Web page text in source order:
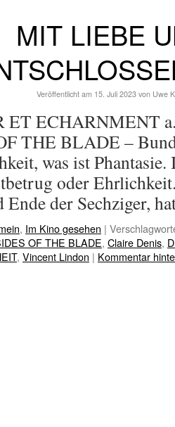
MIT LIEBE
Veröffentlicht am 15. Juli 2023 von Uwe
ECHARNMENT
THE BLADE –
was ist Phantasie.
oder
Ende der Sechziger,
, Im Kino gesehen |
OF THE BLADE, Claire Denis,
, Vincent Lindon | Kommentar